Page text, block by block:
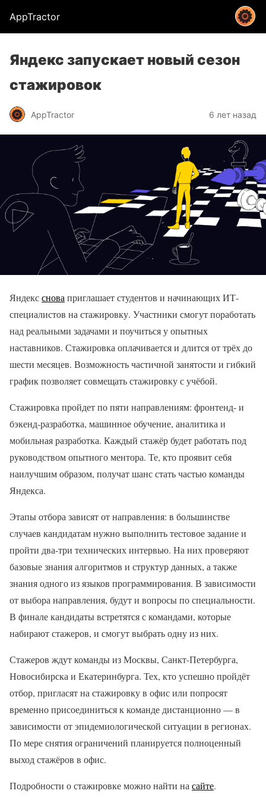
AppTractor
Яндекс запускает новый сезон
стажировок
AppTractor 6 лет назад
Яндексснова приглашает студентов и начинающих ИТ-
специалистов на стажировку. Участники смогут поработать
над реальными задачами и поучиться у опытных
наставников. Стажировка оплачивается и длится от трёх до
шести месяцев. Возможность частичной занятости и гибкий
график позволяет совмещать стажировку с учёбой.
Стажировка пройдет по пяти направлениям: фронтенд- и
бэкенд-разработка, машинное обучение, аналитика и
мобильная разработка. Каждый стажёр будет работать под
руководством опытного ментора. Те, кто проявит себя
наилучшим образом, получат шанс стать частью команды
Яндекса.
Этапы отбора зависят от направления: в большинстве
случаев кандидатам нужно выполнить тестовое задание и
пройти два-три технических интервью. На них проверяют
базовые знания алгоритмов и структур данных, а также
знания одного из языков программирования. В зависимости
от выбора направления, будут и вопросы по специальности.
В финале кандидаты встретятся с командами, которые
набирают стажеров, и смогут выбрать одну из них.
Стажеров ждут команды из Москвы, Санкт-Петербурга,
Новосибирска и Екатеринбурга. Тех, кто успешно пройдёт
отбор, пригласят на стажировку в офис или попросят
временно присоединиться к команде дистанционно — в
зависимости от эпидемиологической ситуации в регионах.
По мере снятия ограничений планируется полноценный
выход стажёров в офис.
Подробности о стажировке можно найти на сайте.